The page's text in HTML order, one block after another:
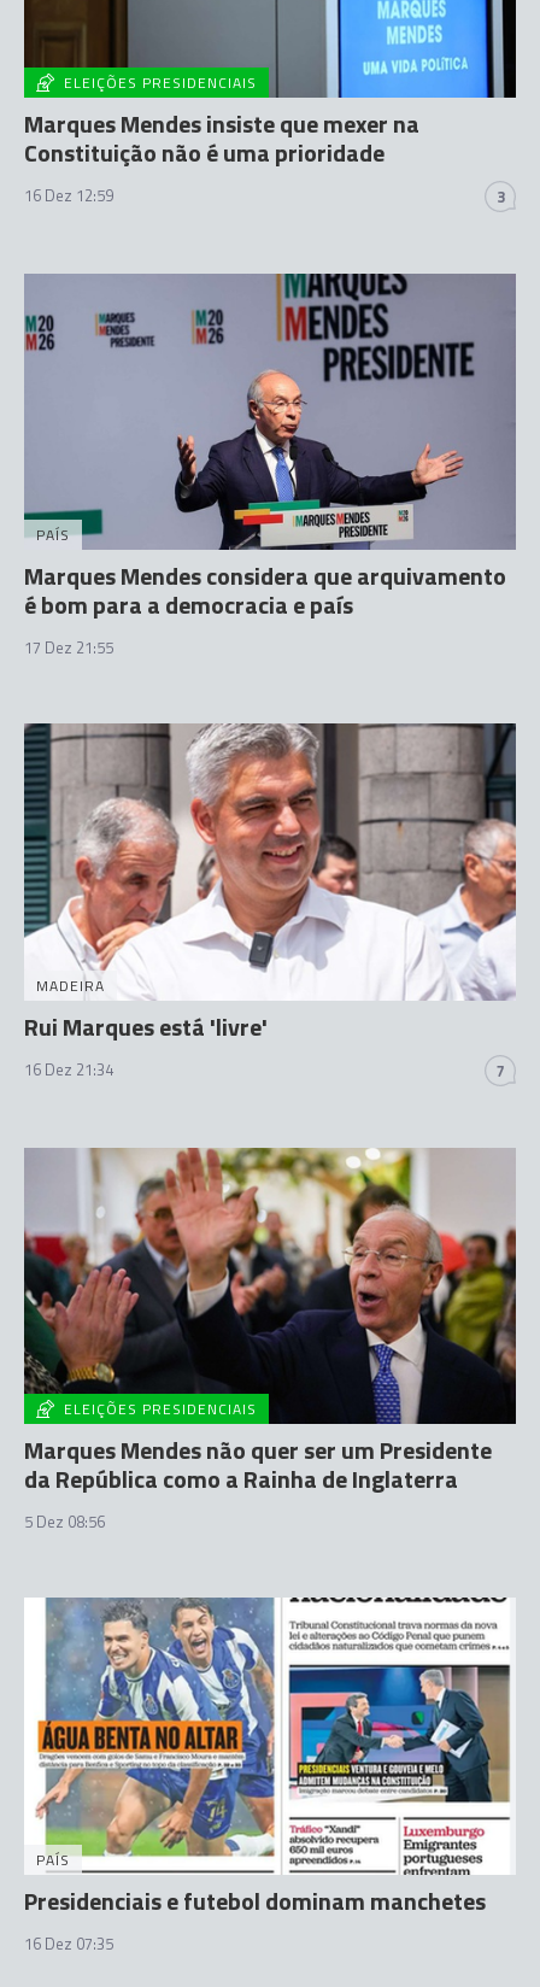
ELEIÇÕES PRESIDENCIAIS
Marques Mendes insiste que mexer na
Constituição não é uma prioridade
16 Dez 12:59 3
PAÍS
Marques Mendes considera que arquivamento
é bom para a democracia e país
17 Dez 21:55
MADEIRA
Rui Marques está 'livre'
16 Dez 21:34 7
ELEIÇÕES PRESIDENCIAIS
Marques Mendes não quer ser um Presidente
da República como a Rainha de Inglaterra
5 Dez 08:56
PAÍS
Presidenciais e futebol dominam manchetes
16 Dez 07:35